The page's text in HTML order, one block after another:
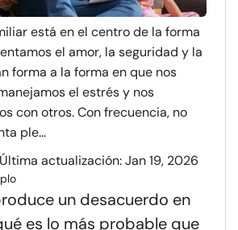
está en el centro de la forma
el amor, la seguridad y la
forma a la forma en que nos
el estrés y nos
con otros. Con frecuencia, no
ple...
actualización: Jan 19, 2026
un desacuerdo en
es lo más probable que